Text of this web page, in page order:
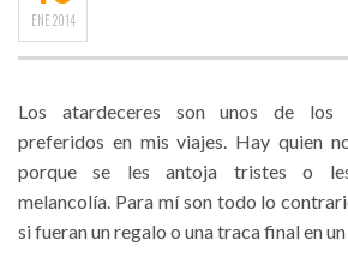
ENE2014
Los atardeceres son unos de los
preferidos en mis viajes. Hay quien
porque se les antoja tristes o
melancolía. Para mí son todo lo
si fueran un regalo o una traca final en